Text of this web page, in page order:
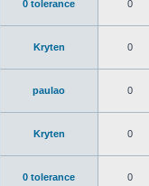
0 tolerance 0
Kryten 0
paulao 0
Kryten 0
0 tolerance 0